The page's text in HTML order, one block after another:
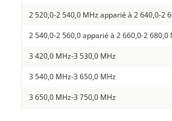
2 520,0-2 540,0 MHz apparié à 2 640,0-2
2 540,0-2 560,0 apparié à 2 660,0-2 680,0
3 420,0 MHz-3 530,0 MHz
3 540,0 MHz-3 650,0 MHz
3 650,0 MHz-3 750,0 MHz